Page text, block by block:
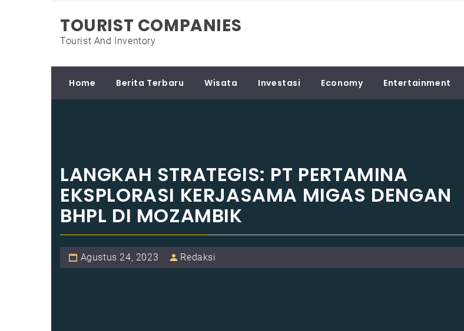
content
TOURIST COMPANIES
Tourist And Inventory
Home Berita Terbaru Wisata Investasi Economy Entertainment
LANGKAH STRATEGIS: PT PERTAMINA
EKSPLORASI KERJASAMA MIGAS DENGAN
BHPL DI MOZAMBIK
Agustus 24, 2023 Redaksi